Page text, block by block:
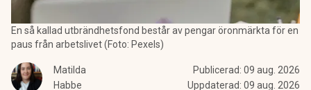
En så kallad utbrändhetsfond består av pengar öronmärkta för en
paus från arbetslivet (Foto: Pexels)
Matilda
Habbe
Publicerad: 09 aug. 2026
Uppdaterad: 09 aug. 2026